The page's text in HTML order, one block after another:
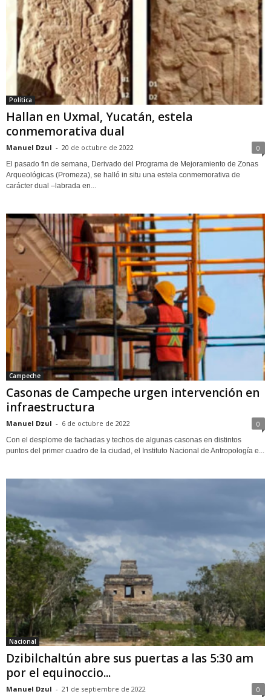
Política
Hallan en Uxmal, Yucatán, estela
conmemorativa dual
Manuel Dzul - 20 de octubre de 2022 0
El pasado fin de semana, Derivado del Programa de Mejoramiento de Zonas
Arqueológicas (Promeza), se halló in situ una estela conmemorativa de
carácter dual –labrada en...
Campeche
Casonas de Campeche urgen intervención en
infraestructura
Manuel Dzul - 6 de octubre de 2022 0
Con el desplome de fachadas y techos de algunas casonas en distintos
puntos del primer cuadro de la ciudad, el Instituto Nacional de Antropología e...
Nacional
Dzibilchaltún abre sus puertas a las 5:30 am
por el equinoccio...
Manuel Dzul - 21 de septiembre de 2022 0